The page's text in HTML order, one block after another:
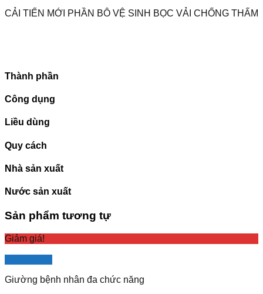
CẢI TIẾN MỚI PHẦN BÔ VỆ SINH BỌC VẢI CHỐNG THẤM
Thành phần
Công dụng
Liều dùng
Quy cách
Nhà sản xuất
Nước sản xuất
Sản phẩm tương tự
Giảm giá!
Giường bệnh nhân đa chức năng